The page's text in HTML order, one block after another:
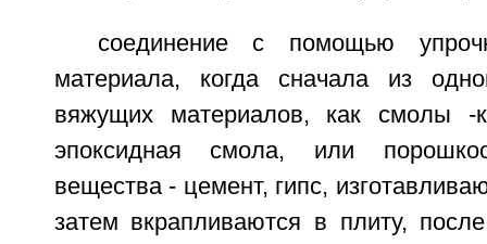
соединение с помощью
материала, когда сначала из
вяжущих материалов, как смолы -
эпоксидная смола, или
вещества - цемент, гипс,
затем вкрапливаются в плиту,